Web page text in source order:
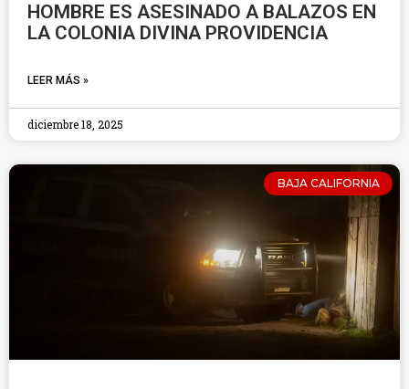
HOMBRE ES ASESINADO A BALAZOS EN
LA COLONIA DIVINA PROVIDENCIA
LEER MÁS »
diciembre 18, 2025
BAJA CALIFORNIA